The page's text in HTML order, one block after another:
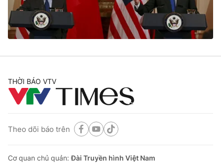
THỜI BÁO VTV
Theo dõi báo trên
Cơ quan chủ quản:Đài Truyền hình Việt Nam